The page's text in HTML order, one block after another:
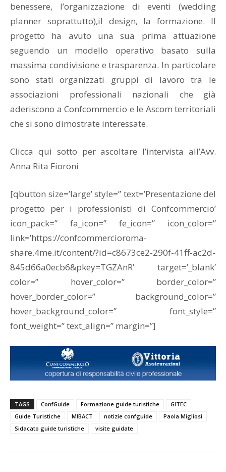
benessere, l’organizzazione di eventi (wedding
planner soprattutto),il design, la formazione. Il
progetto ha avuto una sua prima attuazione
seguendo un modello operativo basato sulla
massima condivisione e trasparenza. In particolare
sono stati organizzati gruppi di lavoro tra le
associazioni professionali nazionali che già
aderiscono a Confcommercio e le Ascom territoriali
che si sono dimostrate interessate.
Clicca qui sotto per ascoltare l’intervista all’Avv.
Anna Rita Fioroni
[qbutton size=’large’ style=” text=’Presentazione del
progetto per i professionisti di Confcommercio’
icon_pack=” fa_icon=” fe_icon=” icon_color=”
link=’https://confcommercioroma-
share.4me.it/content/?id=c8673ce2-290f-41ff-ac2d-
845d66a0ecb6&pkey=TGZAnR’ target=’_blank’
color=” hover_color=” border_color=”
hover_border_color=” background_color=”
hover_background_color=” font_style=”
font_weight=” text_align=” margin=”]
TAGS ConfGuide Formazione guide turistiche
GITEC
Guide Turistiche
MIBACT notizie confguide
Paola Migliosi
Sidacato guide turistiche
visite guidate